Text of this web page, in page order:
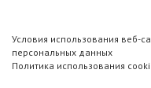
Условия использования веб-
персональных данных
Политика использования